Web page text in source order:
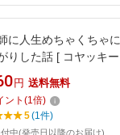
に人生めちゃくちゃ
りした話 [ コヤッキ
円 送料無料
ント (1倍)
5(1件)
中(発売日以降のお届け)